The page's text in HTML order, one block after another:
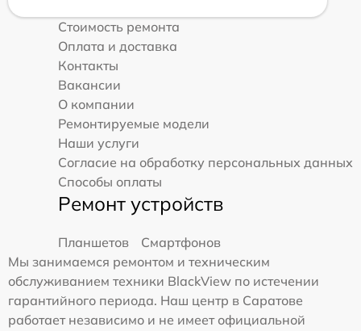
Стоимость ремонта
Оплата и доставка
Контакты
Вакансии
О компании
Ремонтируемые модели
Наши услуги
Согласие на обработку персональных данных
Способы оплаты
Ремонт устройств
Планшетов
Смартфонов
Мы занимаемся ремонтом и техническим
обслуживанием техники BlackView по истечении
гарантийного периода. Наш центр в Саратове
работает независимо и не имеет официальной